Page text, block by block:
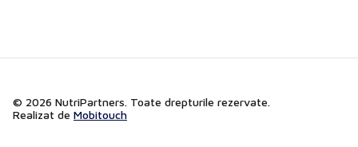
© 2026 NutriPartners. Toate drepturile rezervate.
Realizat de Mobitouch